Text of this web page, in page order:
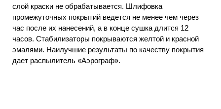
слой краски не обрабатывается. Шлифовка
промежуточных покрытий ведется не менее чем через
час после их нанесений, а в конце сушка длится 12
часов. Стабилизаторы покрываются желтой и красной
эмалями. Наилучшие результаты по качеству покрытия
дает распылитель «Аэрограф».